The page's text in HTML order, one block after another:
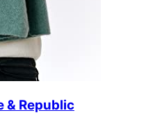
& Republic